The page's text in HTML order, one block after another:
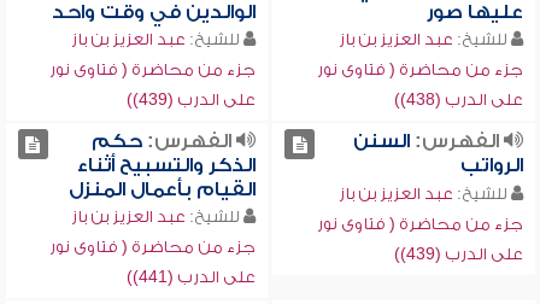
عليها صور
للشيخ: عبد العزيز بن باز
جزء من محاضرة ( فتاوى نور
على الدرب (438))
الوالدين في وقت واحد
للشيخ: عبد العزيز بن باز
جزء من محاضرة ( فتاوى نور
على الدرب (439))
الفهرس:السنن
الرواتب
للشيخ: عبد العزيز بن باز
جزء من محاضرة ( فتاوى نور
على الدرب (439))
الفهرس:حكم
الذكر والتسبيح أثناء
القيام بأعمال المنزل
للشيخ: عبد العزيز بن باز
جزء من محاضرة ( فتاوى نور
على الدرب (441))